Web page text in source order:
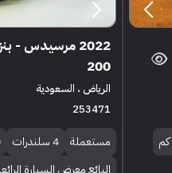
2022 مرسيدس -
200
الرياض ، السعودية
253471
مستعملة 4 سلندرات
البائع معرض السيارة